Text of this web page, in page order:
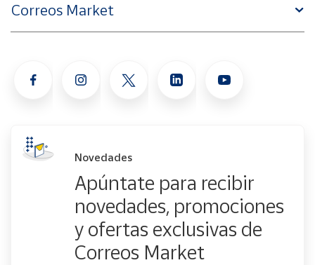
Correos Market
Novedades
Apúntate para recibir
novedades, promociones
y ofertas exclusivas de
Correos Market